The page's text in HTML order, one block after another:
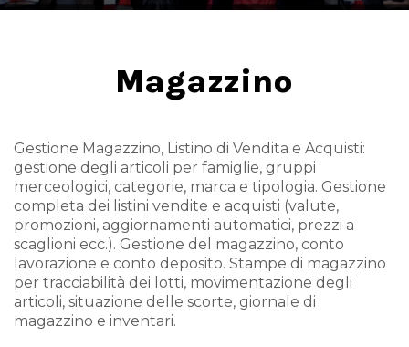
Magazzino
Gestione Magazzino, Listino di Vendita e Acquisti:
gestione degli articoli per famiglie, gruppi
merceologici, categorie, marca e tipologia. Gestione
completa dei listini vendite e acquisti (valute,
promozioni, aggiornamenti automatici, prezzi a
scaglioni ecc.). Gestione del magazzino, conto
lavorazione e conto deposito. Stampe di magazzino
per tracciabilità dei lotti, movimentazione degli
articoli, situazione delle scorte, giornale di
magazzino e inventari.